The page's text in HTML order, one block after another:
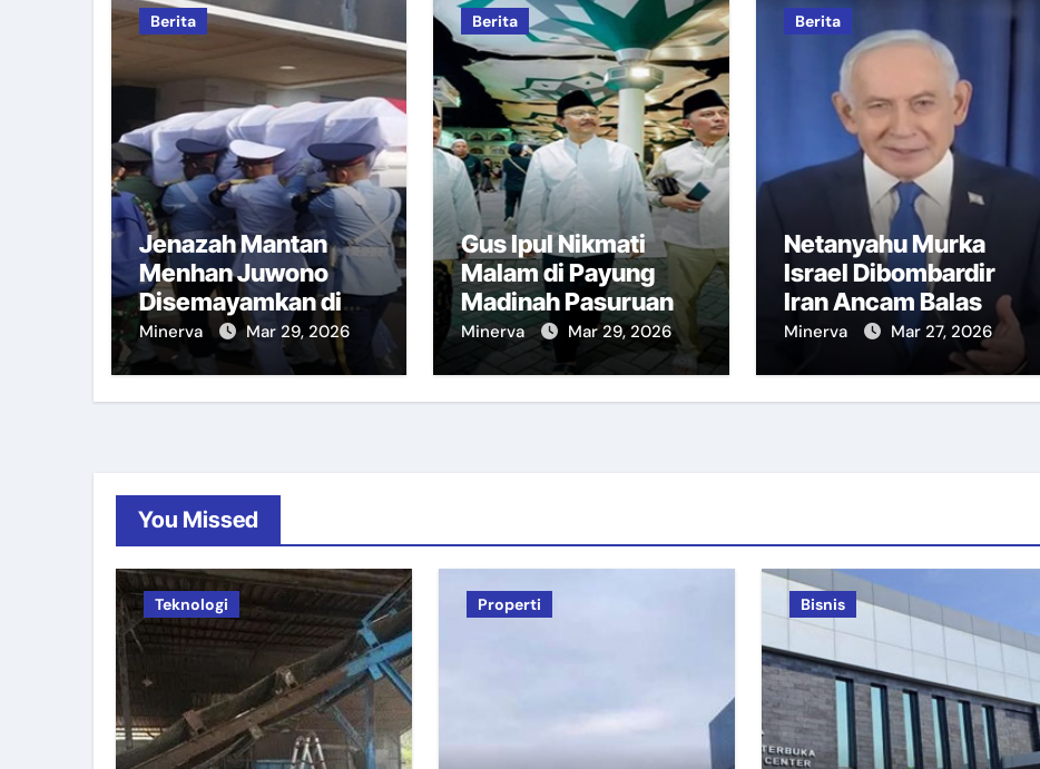
Berita
Jenazah Mantan
Menhan Juwono
Disemayamkan di
Kemhan
Minerva Mar 29, 2026
Berita
Gus Ipul Nikmati
Malam di Payung
Madinah Pasuruan
Minerva Mar 29, 2026
Berita
Netanyahu Murka
Israel Dibombardir
Iran Ancam Balas
Minerva Mar 27, 2026
You Missed
Teknologi Properti Bisnis